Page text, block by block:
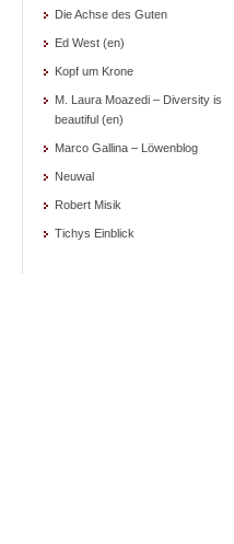
Die Achse des Guten
Ed West (en)
Kopf um Krone
M. Laura Moazedi – Diversity is
beautiful (en)
Marco Gallina – Löwenblog
Neuwal
Robert Misik
Tichys Einblick